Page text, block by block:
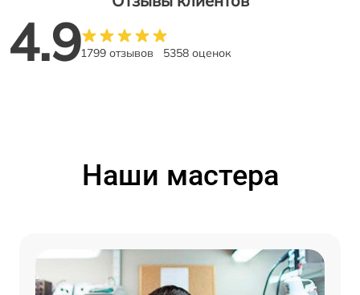
4.91799 отзывов 5358 оценок
Наши мастера